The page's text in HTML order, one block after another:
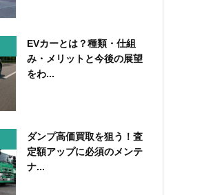
EVカーとは？種類・仕組
み・メリットと今後の展望
をわ...
ダンプ高価買取を狙う！査
定額アップに必須のメンテ
ナ...